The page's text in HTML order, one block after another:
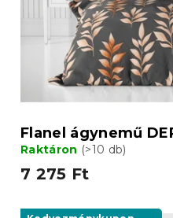
Flanel ágynemű
Raktáron (>10 db)
7 275 Ft